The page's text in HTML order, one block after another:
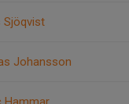
Sjöqvist
Johansson